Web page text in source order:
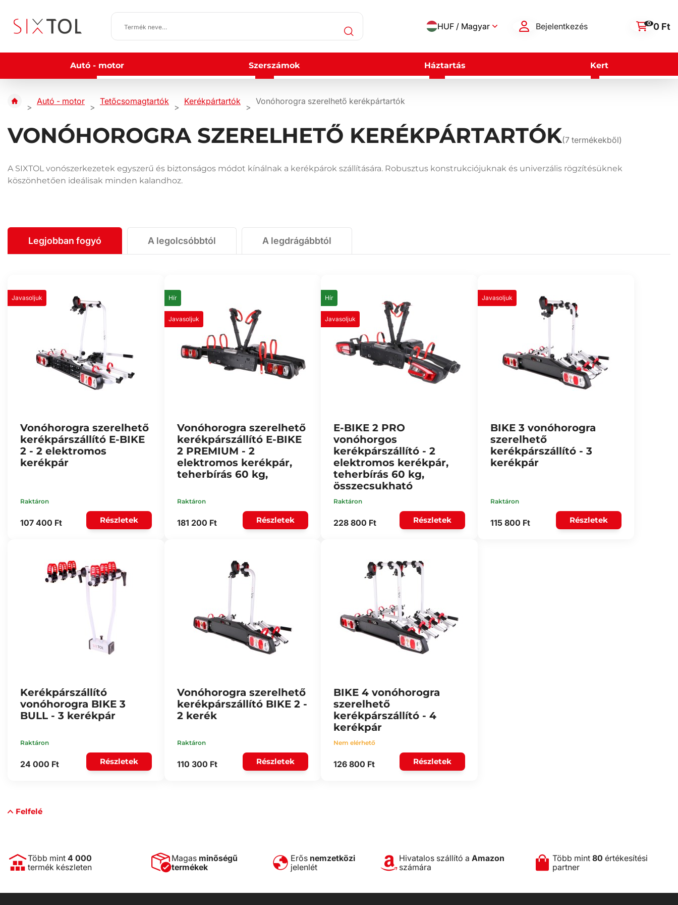
HUF / Magyar Bejelentkezés 0 0 Ft
Autó - motor Szerszámok Háztartás Kert
Autó - motor Tetőcsomagtartók Kerékpártartók Vonóhorogra szerelhető kerékpártartók
VONÓHOROGRA SZERELHETŐ KERÉKPÁRTARTÓK(7 termékekből)
A SIXTOL vonószerkezetek egyszerű és biztonságos módot kínálnak a kerékpárok szállítására. Robusztus konstrukciójuknak és univerzális rögzítésüknek
köszönhetően ideálisak minden kalandhoz.
Legjobban fogyó A legolcsóbbtól A legdrágábbtól
Javasoljuk
Vonóhorogra szerelhető
kerékpárszállító E-BIKE
2 - 2 elektromos
kerékpár
Raktáron
107 400 Ft Részletek
Hír
Javasoljuk
Vonóhorogra szerelhető
kerékpárszállító E-BIKE
2 PREMIUM - 2
elektromos kerékpár,
teherbírás 60 kg,
Raktáron
181 200 Ft Részletek
Hír
Javasoljuk
E-BIKE 2 PRO
vonóhorgos
kerékpárszállító - 2
elektromos kerékpár,
teherbírás 60 kg,
összecsukható
Raktáron
228 800 Ft Részletek
Javasoljuk
BIKE 3 vonóhorogra
szerelhető
kerékpárszállító - 3
kerékpár
Raktáron
115 800 Ft Részletek
Kerékpárszállító
vonóhorogra BIKE 3
BULL - 3 kerékpár
Raktáron
24 000 Ft Részletek
Vonóhorogra szerelhető
kerékpárszállító BIKE 2 -
2 kerék
Raktáron
110 300 Ft Részletek
BIKE 4 vonóhorogra
szerelhető
kerékpárszállító - 4
kerékpár
Nem elérhető
126 800 Ft Részletek
Felfelé
Több mint 4 000
termék készleten
Magas minőségű
termékek
Erős nemzetközi
jelenlét
Hivatalos szállító aAmazon
számára
Több mint 80 értékesítési
partner